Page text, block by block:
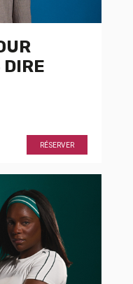
DIRE
RÉSERVER